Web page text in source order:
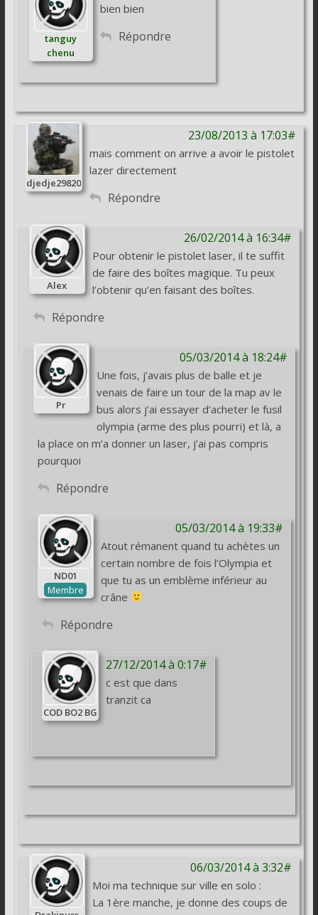
tanguy
chenu
bien bien
Répondre
23/08/2013 à 17:03#
djedje29820
mais comment on arrive a avoir le pistolet
lazer directement
Répondre
26/02/2014 à 16:34#
Alex
Pour obtenir le pistolet laser, il te suffit
de faire des boîtes magique. Tu peux
l’obtenir qu’en faisant des boîtes.
Répondre
05/03/2014 à 18:24#
Pr
Une fois, j’avais plus de balle et je
venais de faire un tour de la map av le
bus alors j’ai essayer d’acheter le fusil
olympia (arme des plus pourri) et là, a
la place on m’a donner un laser, j’ai pas compris
pourquoi
Répondre
05/03/2014 à 19:33#
ND01
Membre
Atout rémanent quand tu achètes un
certain nombre de fois l’Olympia et
que tu as un emblème inférieur au
crâne
Répondre
27/12/2014 à 0:17#
COD BO2 BG
c est que dans
tranzit ca
06/03/2014 à 3:32#
Moi ma technique sur ville en solo :
La 1ère manche, je donne des coups de